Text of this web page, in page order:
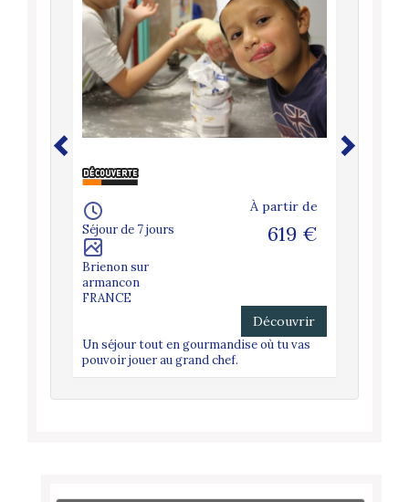
Séjour de 7 jours
Brienon sur
armancon
FRANCE
À partir de
619 €
Découvrir
Un séjour tout en gourmandise où tu vas
pouvoir jouer au grand chef.